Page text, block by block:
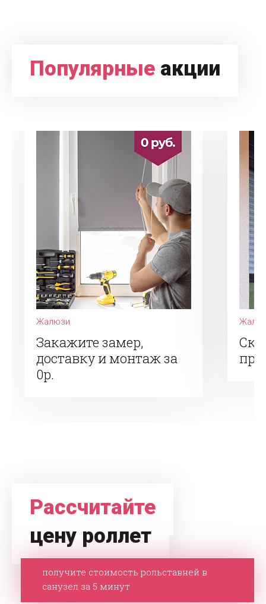
Популярные акции
Жалюзи
Закажите замер,
доставку и монтаж за
0р.
при
Рассчитайте
цену роллет
получите стоимость рольставней в
санузел за 5 минут